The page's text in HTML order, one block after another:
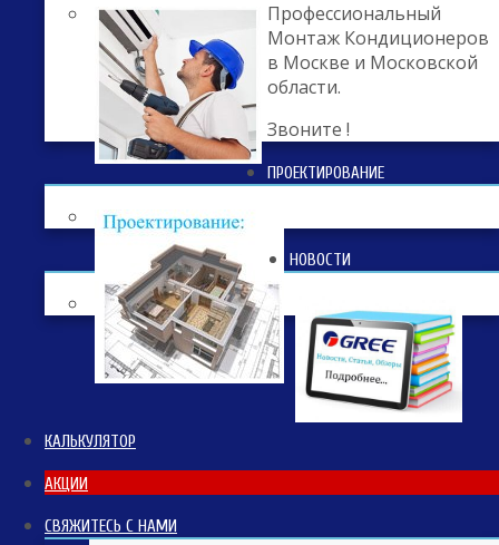
Профессиональный
Монтаж Кондиционеров
в Москве и Московской
области.
Звоните !
ПРОЕКТИРОВАНИЕ
НОВОСТИ
КАЛЬКУЛЯТОР
АКЦИИ
СВЯЖИТЕСЬ С НАМИ